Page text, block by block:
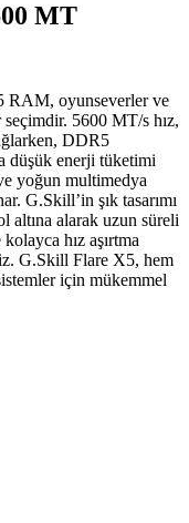
MT
oyunseverler ve
5600 MT/s hız,
DDR5
düşük enerji tüketimi
yoğun multimedya
G.Skill’in şık tasarımı
altına alarak uzun süreli
hız aşırtma
G.Skill Flare X5, hem
için mükemmel